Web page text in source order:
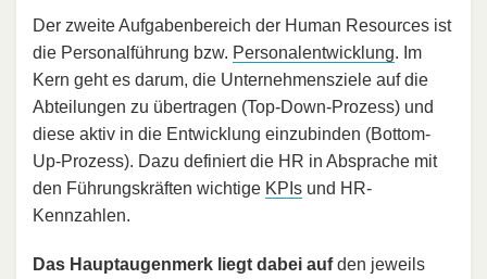
Der zweite Aufgabenbereich der Human Resources ist
die Personalführung bzw. Personalentwicklung. Im
Kern geht es darum, die Unternehmensziele auf die
Abteilungen zu übertragen (Top-Down-Prozess) und
diese aktiv in die Entwicklung einzubinden (Bottom-
Up-Prozess). Dazu definiert die HR in Absprache mit
den Führungskräften wichtige KPIs und HR-
Kennzahlen.
Das Hauptaugenmerk liegt dabei aufden jeweils